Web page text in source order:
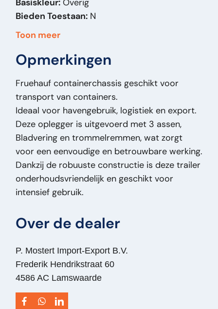
Basiskleur: Overig
Bieden Toestaan: N
Bouwjaar:
Carrosserie:Containertransport
Datum Deel 1:
12-12-1999
Geremd: J
Laadvermogen (kg):29000
Loopvlakbreedte:385
Massa (kg):5.000
Merk:Fruehauf
Model Orig:Steel
Prijstype:VastePrijs
Staat Algemeen:Goed
Staat Optisch:Goed
Titel:Fruehauf Steel Fruehauf
Trommelremmen – Bladvering – Skelet Trailer
PM2338
Toevoeging:Fruehauf Containerchassis – 3
Skelet Trailer
Toon meer
Opmerkingen
Fruehauf containerchassis geschikt voor
transport van containers.
Ideaal voor havengebruik, logistiek en export.
Deze oplegger is uitgevoerd met 3 assen,
Bladvering en trommelremmen, wat zorgt
voor een eenvoudige en betrouwbare werking.
Dankzij de robuuste constructie is deze trailer
onderhoudsvriendelijk en geschikt voor
intensief gebruik.
Over de dealer
P. Mostert Import-Export B.V.
Frederik Hendrikstraat 60
4586 AC Lamswaarde